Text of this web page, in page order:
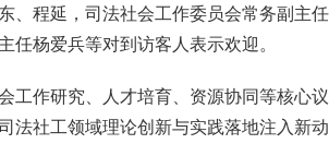
、程延，司法社会工作委员会常务副主
任杨爱兵等对到访客人表示欢迎。
工作研究、人才培育、资源协同等核心
法社工领域理论创新与实践落地注入新